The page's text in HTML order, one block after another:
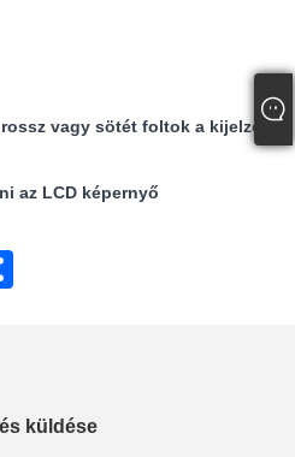
vagy sötét foltok a kijelzőn?
az LCD képernyő
küldése